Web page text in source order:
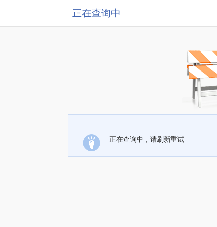
正在查询中
正在查询中，请刷新重试